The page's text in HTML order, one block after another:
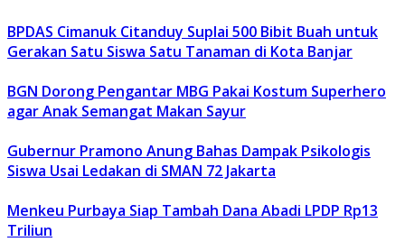
BPDAS Cimanuk Citanduy Suplai 500 Bibit Buah untuk
Gerakan Satu Siswa Satu Tanaman di Kota Banjar
BGN Dorong Pengantar MBG Pakai Kostum Superhero
agar Anak Semangat Makan Sayur
Gubernur Pramono Anung Bahas Dampak Psikologis
Siswa Usai Ledakan di SMAN 72 Jakarta
Menkeu Purbaya Siap Tambah Dana Abadi LPDP Rp13
Triliun